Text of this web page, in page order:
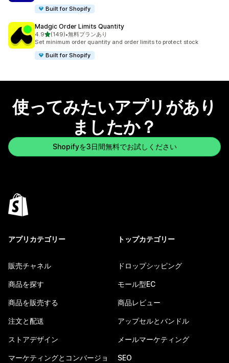
Built for Shopify
Madgic Order Limits Quantity
4.95つ星中
(149)
合計レビュー数：149件
•無料プランあり
Set minimum order quantity and order limits to protect stock
Built for Shopify
使ってみたいアプリがあり
ましたか？
Shopifyを3日間無料でお試しください
アプリカテゴリー
販売チャネル
商品を探す
商品を販売する
注文と配送
ストアデザイン
マーケティングとコンバージョ
トップカテゴリー
ドロップシッピング
モール型EC
商品レビュー
アップセルとバンドル
メールマーケティング
SEO